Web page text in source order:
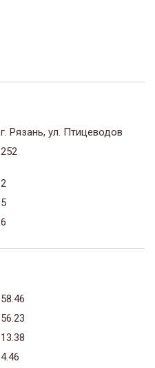
г. Рязань, ул. Птицеводов
252
2
5
6
58.46
56.23
13.38
4.46